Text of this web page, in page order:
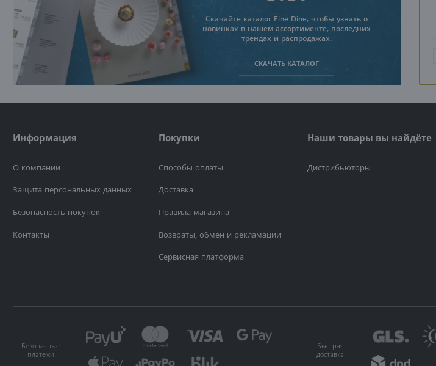
Скачайте каталог Fine Dine, чтобы узнать о
новинках в нашем ассортименте, последних
трендах и распродажах.
СКАЧАТЬ КАТАЛОГ
Информация
О компании
Защита персональных данных
Безопасность покупок
Контакты
Покупки
Способы оплаты
Доставка
Правила магазина
Возвраты, обмен и рекламации
Сервисная платформа
Наши товары вы найдёте
Дистрибьюторы
Безопасные
платежи
Быстрая
доставка